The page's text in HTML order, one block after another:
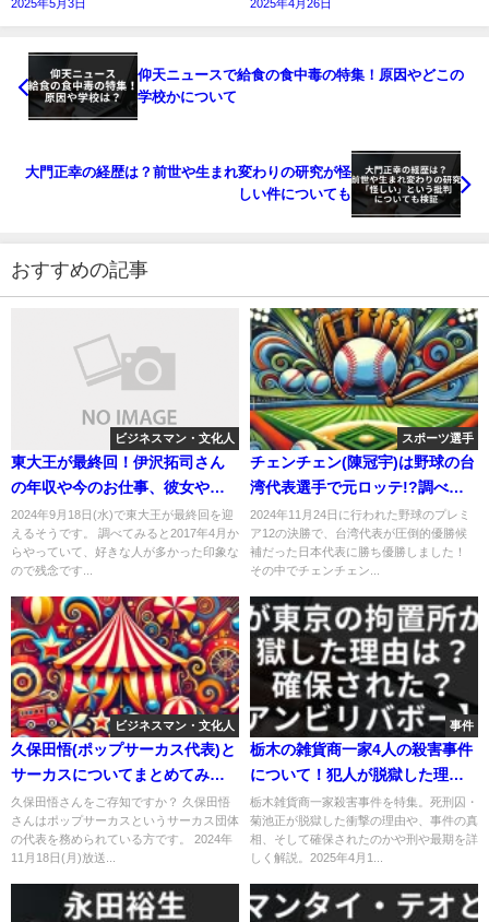
2025年5月3日 2025年4月26日
仰天ニュースで給食の食中毒の特集！原因やどこの
学校かについて
大門正幸の経歴は？前世や生まれ変わりの研究が怪
しい件についても
おすすめの記事
ビジネスマン・文化人
東大王が最終回！伊沢拓司さん
の年収や今のお仕事、彼女や実
家についても調べてみました。
2024年9月18日(水)で東大王が最終回を迎
えるそうです。 調べてみると2017年4月か
らやっていて、好きな人が多かった印象な
ので残念です...
スポーツ選手
チェンチェン(陳冠宇)は野球の台
湾代表選手で元ロッテ!?調べて
みた【プレミア12】
2024年11月24日に行われた野球のプレミ
ア12の決勝で、台湾代表が圧倒的優勝候
補だった日本代表に勝ち優勝しました！
その中でチェンチェン...
ビジネスマン・文化人
久保田悟(ポップサーカス代表)と
サーカスについてまとめてみ
た！年収も調査【クレイジージ
ャーニー】
久保田悟さんをご存知ですか？ 久保田悟
さんはポップサーカスというサーカス団体
の代表を務められている方です。 2024年
11月18日(月)放送...
事件
栃木の雑貨商一家4人の殺害事件
について！犯人が脱獄した理由
は？確保された？【アンビリバ
ボー】
栃木雑貨商一家殺害事件を特集。死刑囚・
菊池正が脱獄した衝撃の理由や、事件の真
相、そして確保されたのかや刑や最期を詳
しく解説。2025年4月1...